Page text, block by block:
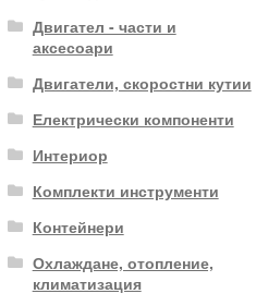
Двигател - части и
аксесоари
Двигатели, скоростни кутии
Електрически компоненти
Интериор
Комплекти инструменти
Контейнери
Охлаждане, отопление,
климатизация